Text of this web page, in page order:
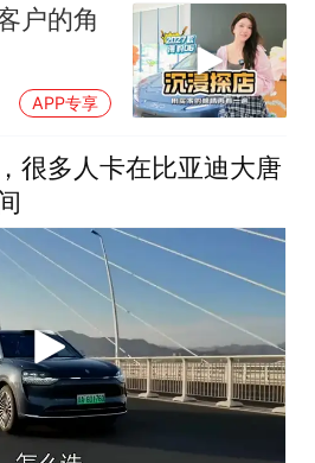
户的角
APP专享
很多人卡在比亚迪大唐